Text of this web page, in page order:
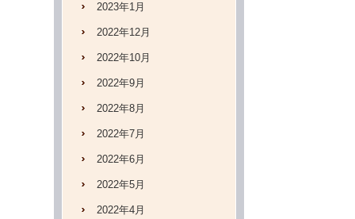
2023年1月
2022年12月
2022年10月
2022年9月
2022年8月
2022年7月
2022年6月
2022年5月
2022年4月